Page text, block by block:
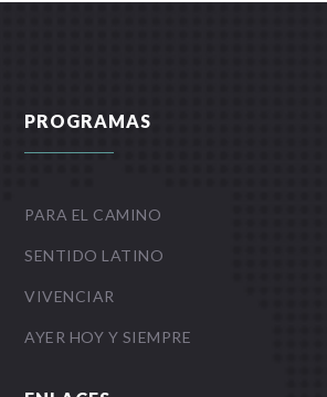
PROGRAMAS
PARA EL CAMINO
SENTIDO LATINO
VIVENCIAR
AYER HOY Y SIEMPRE